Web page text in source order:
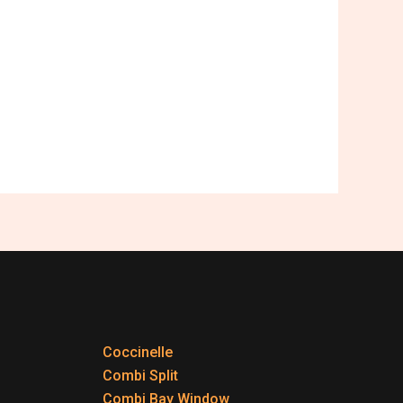
Coccinelle
Combi Split
Combi Bay Window